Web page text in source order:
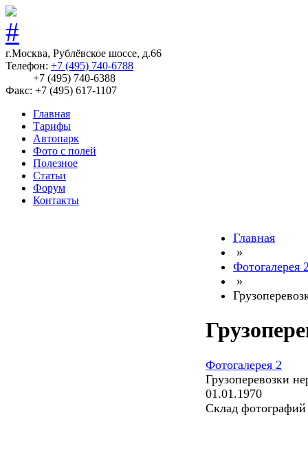
г.Москва, Рублёвское шоссе, д.66
Телефон: +7 (495) 740-6788
+7 (495) 740-6388
Факс: +7 (495) 617-1107
Главная
Тарифы
Автопарк
Фото с полей
Полезное
Статьи
Форум
Контакты
Главная
»
Фотогалерея
»
Фотогалерея 2
Грузоперевозки
01.01.1970
Склад фотографий